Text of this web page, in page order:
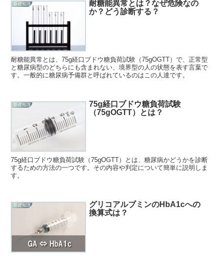
基礎知識
耐糖能異常とは？なぜ危険なの
か？どう診断する？
耐糖能異常とは、75g経口ブドウ糖負荷試験（75gOGTT）で、正常型
と糖尿病型のどちらにも含まれない、境界型の人の状態を表す言葉で
す。一般的に糖尿病予備群と呼ばれているのはこの人達です。
基礎知識
75g経口ブドウ糖負荷試験
（75gOGTT）とは？
75g経口ブドウ糖負荷試験（75gOGTT）とは、糖尿病かどうかを診断
するための方法の一つです。その内容や判定について簡単に説明しま
す。
基礎知識
グリコアルブミンのHbA1cへの
換算式は？